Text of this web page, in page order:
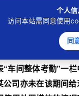
并无不当。（二）一
、行为性质、行为
劳动者的工作岗位
响或经济损失等。
间整体考勤”一栏
司亦未在该期间
个人
访问本站需同意使用
同